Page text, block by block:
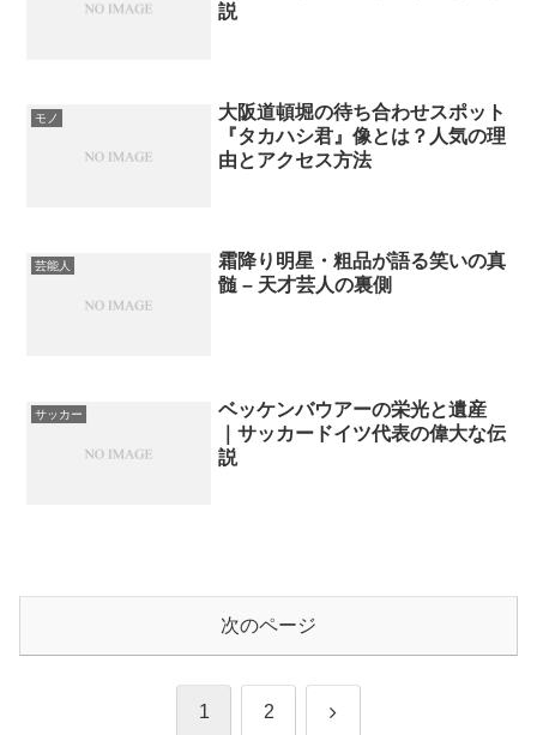
説
モノ
大阪道頓堀の待ち合わせスポット
『タカハシ君』像とは？人気の理
由とアクセス方法
芸能人
霜降り明星・粗品が語る笑いの真
髄 – 天才芸人の裏側
サッカー
ベッケンバウアーの栄光と遺産
｜サッカードイツ代表の偉大な伝
説
次のページ
1 2 次